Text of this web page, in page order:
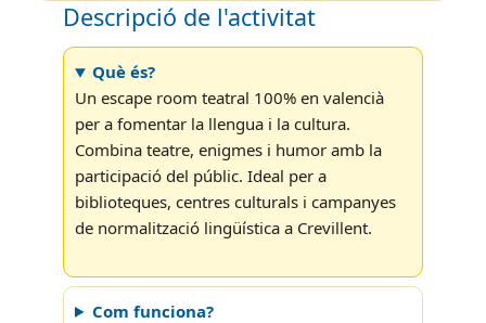
Descripció de l'activitat
Què és?
Un escape room teatral 100% en valencià
per a fomentar la llengua i la cultura.
Combina teatre, enigmes i humor amb la
participació del públic. Ideal per a
biblioteques, centres culturals i campanyes
de normalització lingüística a Crevillent.
Com funciona?